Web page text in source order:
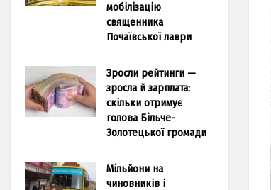
мобілізацію
священника
Почаївської лаври
Зросли рейтинги —
зросла й зарплата:
скільки отримує
голова Більче-
Золотецької громади
Мільйони на
чиновників і